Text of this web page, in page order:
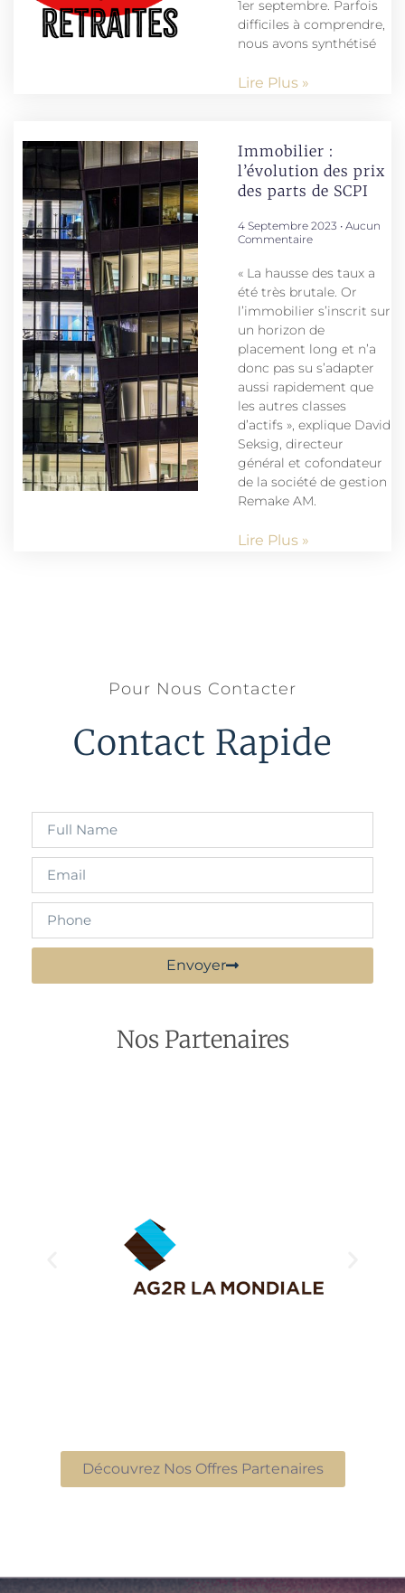
1er septembre. Parfois
difficiles à comprendre,
nous avons synthétisé
Lire Plus »
Immobilier :
l’évolution des prix
des parts de SCPI
4 Septembre 2023 Aucun
Commentaire
« La hausse des taux a
été très brutale. Or
l’immobilier s’inscrit sur
un horizon de
placement long et n’a
donc pas su s’adapter
aussi rapidement que
les autres classes
d’actifs », explique David
Seksig, directeur
général et cofondateur
de la société de gestion
Remake AM.
Lire Plus »
Pour Nous Contacter
Contact Rapide
Envoyer
Nos Partenaires
Découvrez Nos Offres Partenaires